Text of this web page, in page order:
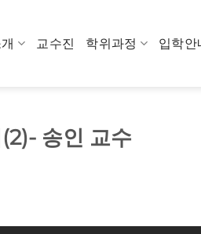
교수진 학위과정 입학안
송인 교수